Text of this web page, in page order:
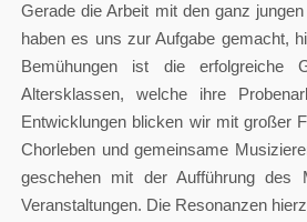
Gerade die Arbeit mit den ganz
haben es uns zur Aufgabe gemacht,
Bemühungen ist die erfolgreiche
Altersklassen, welche ihre
Entwicklungen blicken wir mit großer
Chorleben und gemeinsame
geschehen mit der Aufführung des
Veranstaltungen. Die Resonanzen